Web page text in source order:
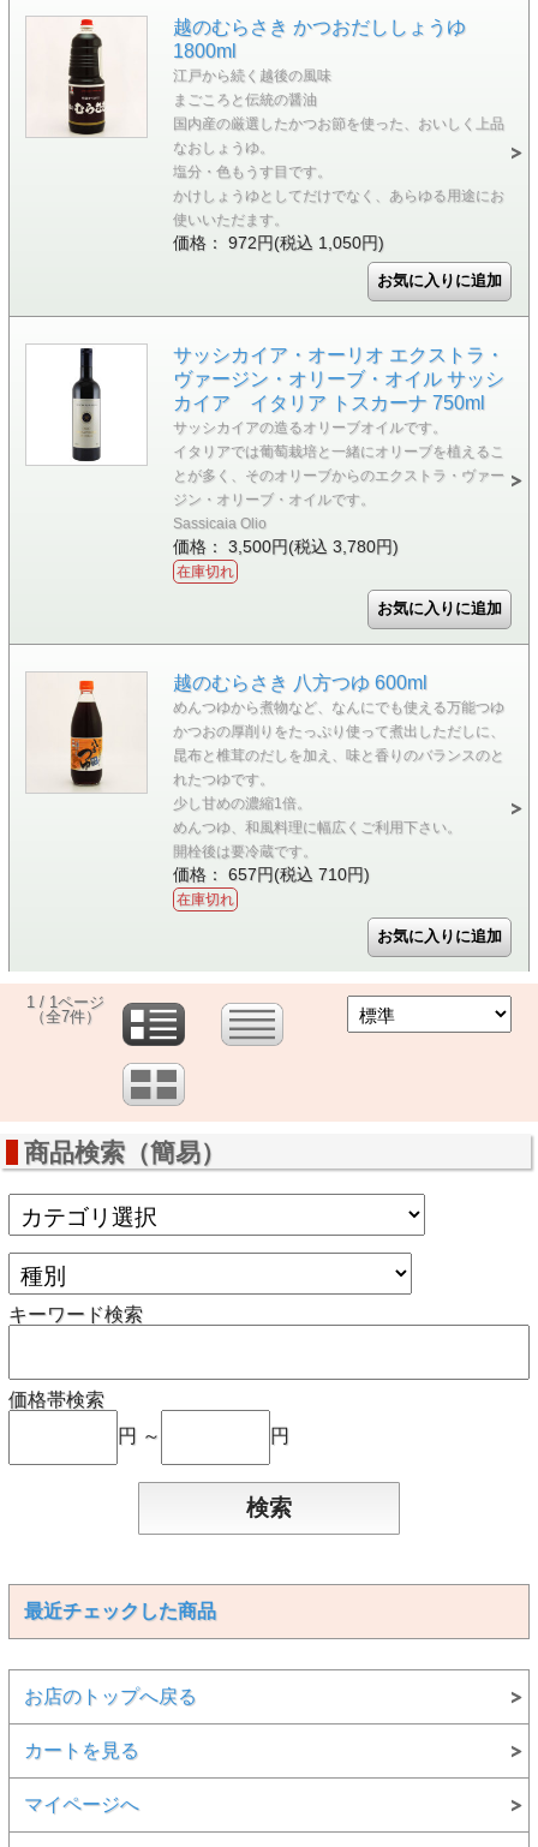
越のむらさき かつおだししょうゆ
1800ml
江戸から続く越後の風味
まごころと伝統の醤油
国内産の厳選したかつお節を使った、おいしく上品
なおしょうゆ。
塩分・色もうす目です。
かけしょうゆとしてだけでなく、あらゆる用途にお
使いいただます。
価格： 972円(税込 1,050円)
サッシカイア・オーリオ エクストラ・
ヴァージン・オリーブ・オイル サッシ
カイア イタリア トスカーナ 750ml
サッシカイアの造るオリーブオイルです。
イタリアでは葡萄栽培と一緒にオリーブを植えるこ
とが多く、そのオリーブからのエクストラ・ヴァー
ジン・オリーブ・オイルです。
Sassicaia Olio
価格： 3,500円(税込 3,780円)
在庫切れ
越のむらさき 八方つゆ 600ml
めんつゆから煮物など、なんにでも使える万能つゆ
かつおの厚削りをたっぷり使って煮出しただしに、
昆布と椎茸のだしを加え、味と香りのバランスのと
れたつゆです。
少し甘めの濃縮1倍。
めんつゆ、和風料理に幅広くご利用下さい。
開栓後は要冷蔵です。
価格： 657円(税込 710円)
在庫切れ
1 / 1ページ
（全7件）
商品検索（簡易）
キーワード検索
価格帯検索
円 ～
円
最近チェックした商品
お店のトップへ戻る
カートを見る
マイページへ